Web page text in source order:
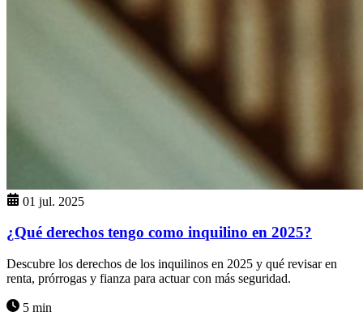
01 jul. 2025
¿Qué derechos tengo como inquilino en 2025?
Descubre los derechos de los inquilinos en 2025 y qué revisar en
renta, prórrogas y fianza para actuar con más seguridad.
5 min